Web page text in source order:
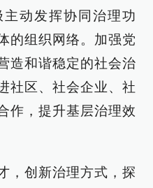
动发挥协同治理功
的组织网络。加强党
造和谐稳定的社会治
社区、社会企业、社
作，提升基层治理效
，创新治理方式，探